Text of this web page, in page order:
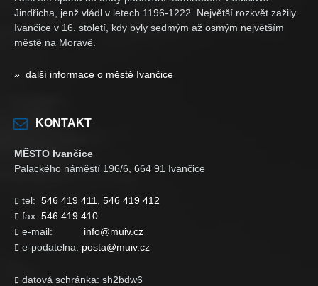
Jindřicha, jenž vládl v letech 1196-1222. Největší rozkvět zažily
Ivančice v 16. století, kdy byly sedmým až osmým největším
městě na Moravě.
» další informace o městě Ivančice
KONTAKT
MĚSTO Ivančice
Palackého náměstí 196/6, 664 91 Ivančice
 tel: 546 419 411 546 419 412
 fax: 546 419 410
 e-mail: info@muiv.cz
 e-podatelna: posta@muiv.cz
 datová schránka: sh2bdw6